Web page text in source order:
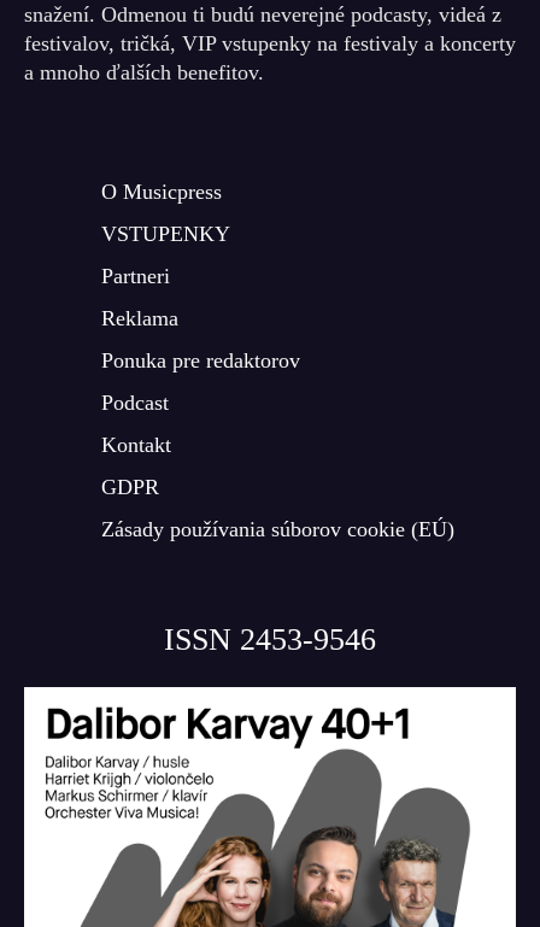
snažení. Odmenou ti budú neverejné podcasty, videá z
festivalov, tričká, VIP vstupenky na festivaly a koncerty
a mnoho ďalších benefitov.
O Musicpress
VSTUPENKY
Partneri
Reklama
Ponuka pre redaktorov
Podcast
Kontakt
GDPR
Zásady používania súborov cookie (EÚ)
ISSN 2453-9546